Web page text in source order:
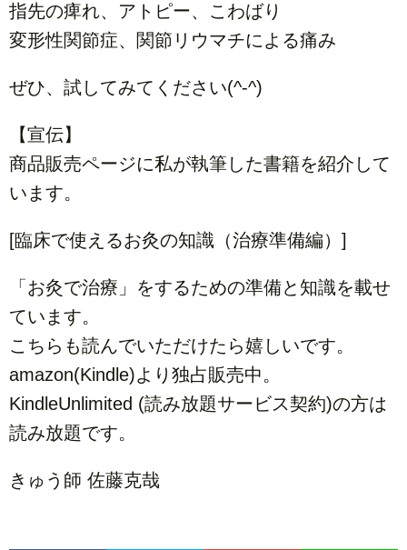
指先の痺れ、アトピー、こわばり
変形性関節症、関節リウマチによる痛み
ぜひ、試してみてください(^-^)
【宣伝】
商品販売ページに私が執筆した書籍を紹介して
います。
[臨床で使えるお灸の知識（治療準備編）]
「お灸で治療」をするための準備と知識を載せ
ています。
こちらも読んでいただけたら嬉しいです。
amazon(Kindle)より独占販売中。
KindleUnlimited (読み放題サービス契約)の方は
読み放題です。
きゅう師 佐藤克哉